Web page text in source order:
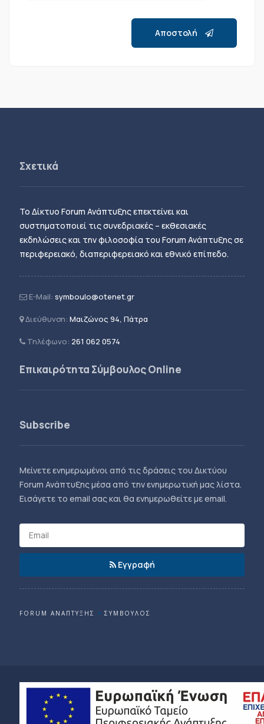
Αποστολή
Σχετικά
Το Δίκτυο Forum Ανάπτυξης επεκτείνει και
συστηματοποιεί τις συνεδριακές – εκθεσιακές
εκδηλώσεις και την φιλοσοφία του Forum Ανάπτυξης σε
περιφερειακό, διαπεριφερειακό και εθνικό επίπεδο.
E-Mail: symboulo@otenet.gr
Διεύθυνση: Μαιζώνος 94, Πάτρα
Τηλέφωνο: 261 062 0574
Επικαιρότητα Σύμβουλος Online
Subscribe
Μείνετε ενημερωμένοι από τις δράσεις του Δικτύου
Forum Ανάπτυξης μέσα από την ενημερωτική μας λίστα.
Εισάγετε το email σας και θα ενημερωθείτε με email.
Εγγραφή
FORUM ΑΝΑΠΤΥΞΗΣ ΣΥΜΒΟΥΛΟΣ